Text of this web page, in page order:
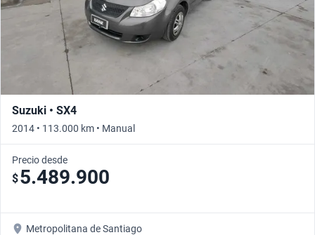
Suzuki • SX4
2014 • 113.000 km • Manual
Precio desde
$5.489.900
Metropolitana de Santiago